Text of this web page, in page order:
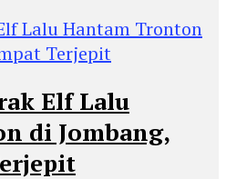
Elf Lalu
di Jombang,